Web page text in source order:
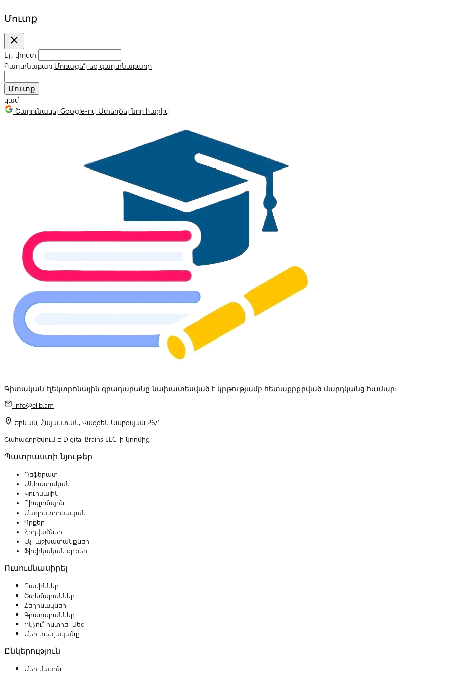
Մուտք
close
Էլ․ փոստ
Գաղտնաբառ Մոռացե՞լ եք գաղտնաբառը
Մուտք
կամ
Շարունակել Google-ով Ստեղծել նոր հաշիվ
Գիտական էլեկտրոնային գրադարանը նախատեսված է կրթությամբ հետաքրքրված մարդկանց համար:
mail info@elib.am
location_on Երևան, Հայաստան, Վազգեն Սարգսյան 26/1
Շահագործվում է Digital Brains LLC-ի կողմից
Պատրաստի նյութեր
Ռեֆերատ
Անհատական
Կուրսային
Դիպլոմային
Մագիստրոսական
Գրքեր
Հոդվածներ
Այլ աշխատանքներ
Ֆիզիկական գրքեր
Ուսումնասիրել
Բաժիններ
Շտեմարաններ
Հեղինակներ
Գրադարաններ
Ինչու՞ ընտրել մեզ
Մեր տեսլականը
Ընկերություն
Մեր մասին